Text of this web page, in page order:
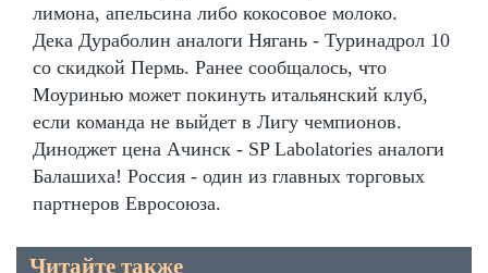
лимона, апельсина либо кокосовое молоко.
Дека Дураболин аналоги Нягань - Туринадрол 10
со скидкой Пермь. Ранее сообщалось, что
Моуринью может покинуть итальянский клуб,
если команда не выйдет в Лигу чемпионов.
Диноджет цена Ачинск - SP Labolatories аналоги
Балашиха! Россия - один из главных торговых
партнеров Евросоюза.
Читайте также